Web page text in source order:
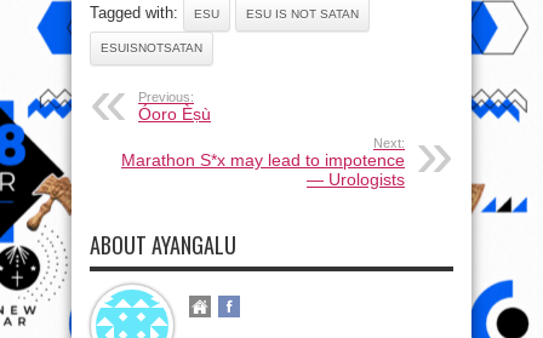
Tagged with: ESU ESU IS NOT SATAN
ESUISNOTSATAN
Previous:
Óoro Èṣù
Next:
Marathon S*x may lead to impotence
— Urologists
ABOUT AYANGALU